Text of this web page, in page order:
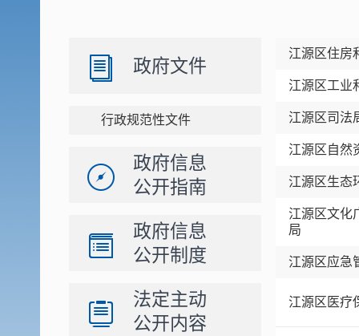
政府文件
行政规范性文件
政府信息
公开指南
政府信息
公开制度
法定主动
公开内容
江源区住房
江源区工业
江源区司法
江源区自然
江源区生态
江源区文化
局
江源区应急
江源区医疗